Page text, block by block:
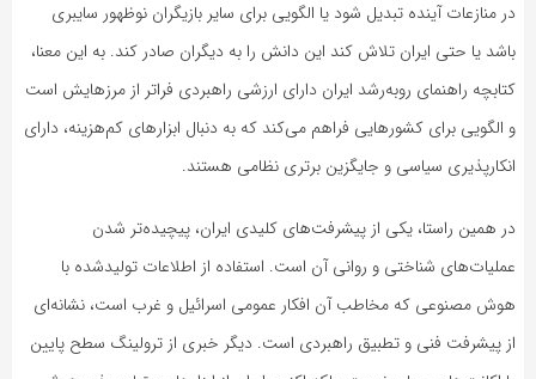
در منازعات آینده تبدیل شود یا الگویی برای سایر بازیگران نوظهور سایبری
باشد یا حتی ایران تلاش کند این دانش را به دیگران صادر کند. به این معنا،
کتابچه راهنمای روبه‌رشد ایران دارای ارزشی راهبردی فراتر از مرزهایش است
و الگویی برای کشورهایی فراهم می‌کند که به دنبال ابزارهای کم‌هزینه، دارای
انکارپذیری سیاسی و جایگزین برتری نظامی هستند.
در همین راستا، یکی از پیشرفت‌های کلیدی ایران، پیچیده‌تر شدن
عملیات‌های شناختی و روانی آن است. استفاده از اطلاعات تولیدشده با
هوش مصنوعی که مخاطب آن افکار عمومی اسرائیل و غرب است، نشانه‌ای
از پیشرفت فنی و تطبیق راهبردی است. دیگر خبری از ترولینگ سطح پایین